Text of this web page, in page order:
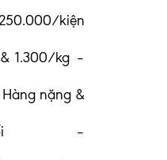
kiện
1.300/kg –
nặng &
khối –